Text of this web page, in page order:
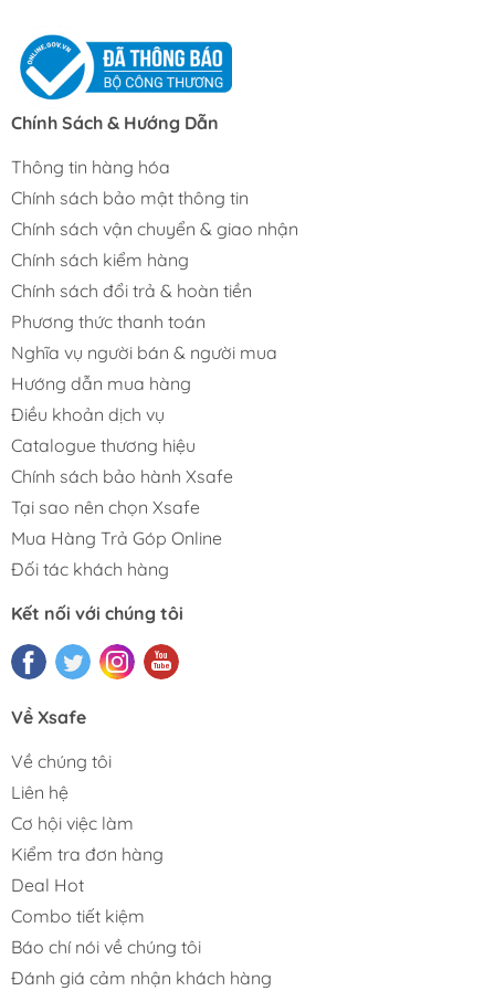
Chính Sách & Hướng Dẫn
Thông tin hàng hóa
Chính sách bảo mật thông tin
Chính sách vận chuyển & giao nhận
Chính sách kiểm hàng
Chính sách đổi trả & hoàn tiền
Phương thức thanh toán
Nghĩa vụ người bán & người mua
Hướng dẫn mua hàng
Điều khoản dịch vụ
Catalogue thương hiệu
Chính sách bảo hành Xsafe
Tại sao nên chọn Xsafe
Mua Hàng Trả Góp Online
Đối tác khách hàng
Kết nối với chúng tôi
Về Xsafe
Về chúng tôi
Liên hệ
Cơ hội việc làm
Kiểm tra đơn hàng
Deal Hot
Combo tiết kiệm
Báo chí nói về chúng tôi
Đánh giá cảm nhận khách hàng